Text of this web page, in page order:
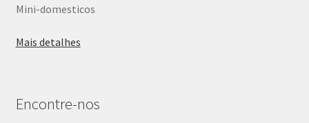
Mini-domesticos
Mais detalhes
Encontre-nos